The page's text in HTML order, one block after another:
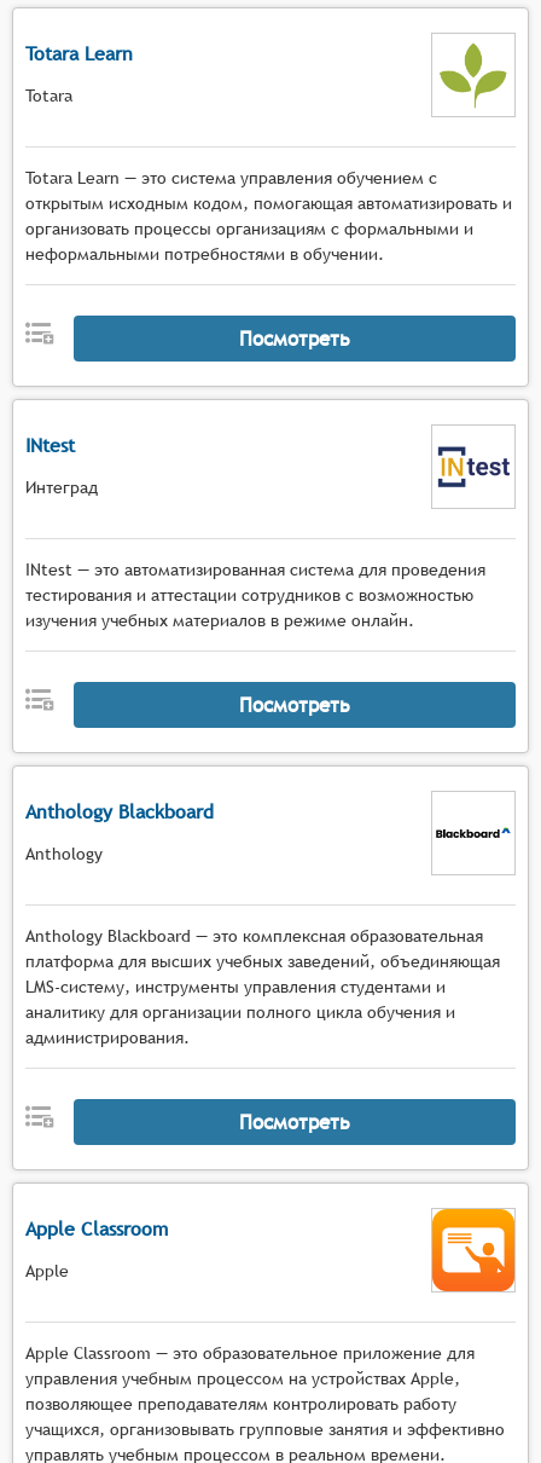
Totara Learn
Totara
Totara Learn — это система управления обучением с
открытым исходным кодом, помогающая автоматизировать и
организовать процессы организациям с формальными и
неформальными потребностями в обучении.
Посмотреть
INtest
Интеград
INtest — это автоматизированная система для проведения
тестирования и аттестации сотрудников с возможностью
изучения учебных материалов в режиме онлайн.
Посмотреть
Anthology Blackboard
Anthology
Anthology Blackboard — это комплексная образовательная
платформа для высших учебных заведений, объединяющая
LMS-систему, инструменты управления студентами и
аналитику для организации полного цикла обучения и
администрирования.
Посмотреть
Apple Classroom
Apple
Apple Classroom — это образовательное приложение для
управления учебным процессом на устройствах Apple,
позволяющее преподавателям контролировать работу
учащихся, организовывать групповые занятия и эффективно
управлять учебным процессом в реальном времени.